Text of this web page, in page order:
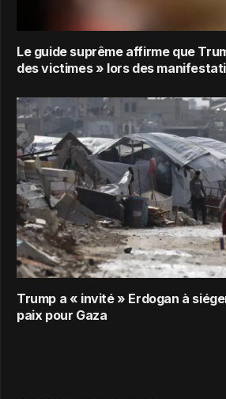
Le guide suprême affirme que
des victimes » lors des
Trump a « invité » Erdogan à
paix pour Gaza